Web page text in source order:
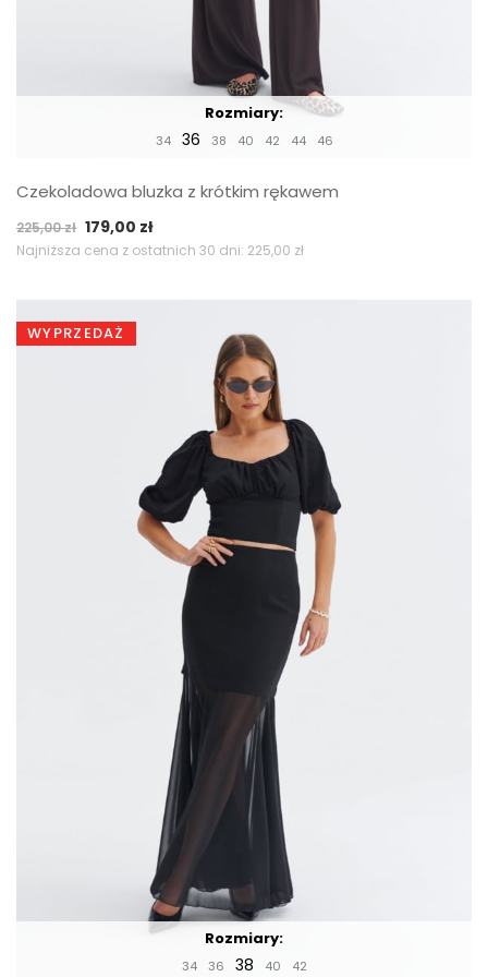
Rozmiary:
34 36 38 40 42 44 46
Czekoladowa bluzka z krótkim rękawem
225,00zł Pierwotna
cena
179,00 złAktualna
cena
Najniższa cena z ostatnich 30 dni: 225,00 zł
WYPRZEDAŻ
Rozmiary:
34 36 38 40 42